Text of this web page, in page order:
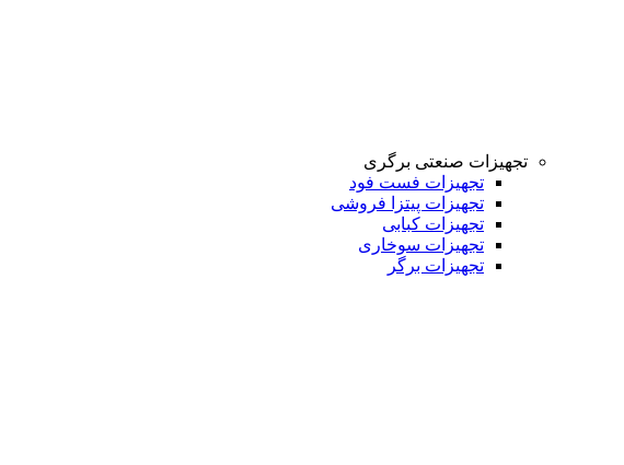
تجهیزات صنعتی برگری
تجهیزات فست فود
تجهیزات پیتزا فروشی
تجهیزات کبابی
تجهیزات سوخاری
تجهیزات برگر